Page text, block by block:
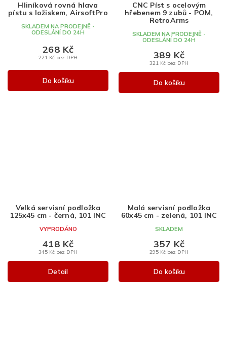
Hliníková rovná hlava
pístu s ložiskem, AirsoftPro
SKLADEM NA PRODEJNĚ -
ODESLÁNÍ DO 24H
221 Kč bez DPH
268 Kč
Do košíku
CNC Píst s ocelovým
hřebenem 9 zubů - POM,
RetroArms
SKLADEM NA PRODEJNĚ -
ODESLÁNÍ DO 24H
321 Kč bez DPH
389 Kč
Do košíku
Velká servisní podložka
125x45 cm - černá, 101 INC
VYPRODÁNO
345 Kč bez DPH
418 Kč
Detail
Malá servisní podložka
60x45 cm - zelená, 101 INC
SKLADEM
295 Kč bez DPH
357 Kč
Do košíku